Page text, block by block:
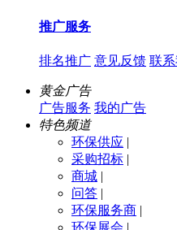
推广服务
排名推广 意见反馈 联
黄金广告
广告服务 我的广告
特色频道
环保供应 |
采购招标 |
商城 |
问答 |
环保服务商 |
环保展会 |